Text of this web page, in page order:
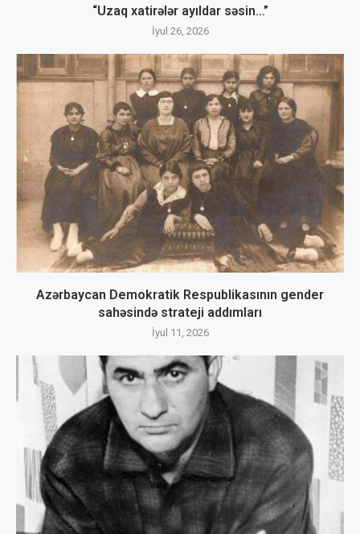
“Uzaq xatirələr ayıldar səsin…”
İyul 26, 2026
Azərbaycan Demokratik Respublikasının gender
sahəsində strateji addımları
İyul 11, 2026